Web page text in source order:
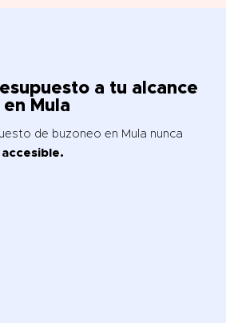
a tu alcance
Mula
de buzoneo en Mula nunca